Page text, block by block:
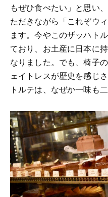
もぜひ食べたい」と思い
ただきながら「これぞウ
ます。今やこのザッハト
ており、お土産に日本に
なりました。でも、椅子
ェイトレスが歴史を感じ
トルテは、なぜか一味も